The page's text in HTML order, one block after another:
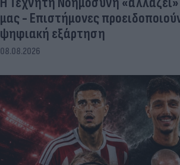
μας - Eπιστήμονες
ψηφιακή εξάρτηση
08.08.2026